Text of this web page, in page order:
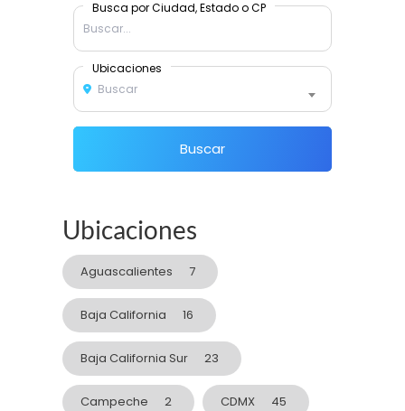
Busca por Ciudad, Estado o CP
Ubicaciones
Buscar
Buscar
Ubicaciones
Aguascalientes 7
Baja California 16
Baja California Sur 23
Campeche 2 CDMX 45